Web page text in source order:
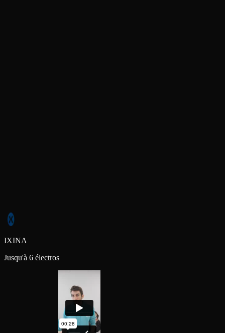
IXINA
Jusqu'à 6 électros